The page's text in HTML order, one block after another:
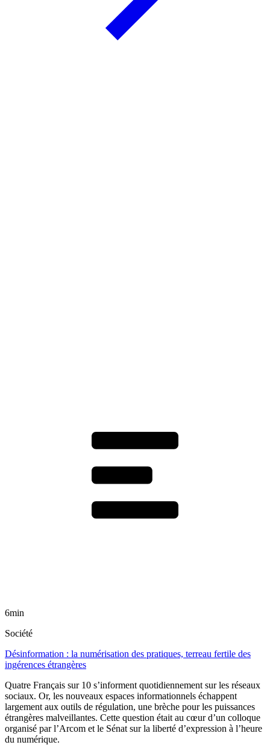
6min
Société
Désinformation : la numérisation des pratiques, terreau fertile des
ingérences étrangères
Quatre Français sur 10 s’informent quotidiennement sur les réseaux
sociaux. Or, les nouveaux espaces informationnels échappent
largement aux outils de régulation, une brèche pour les puissances
étrangères malveillantes. Cette question était au cœur d’un colloque
organisé par l’Arcom et le Sénat sur la liberté d’expression à l’heure
du numérique.